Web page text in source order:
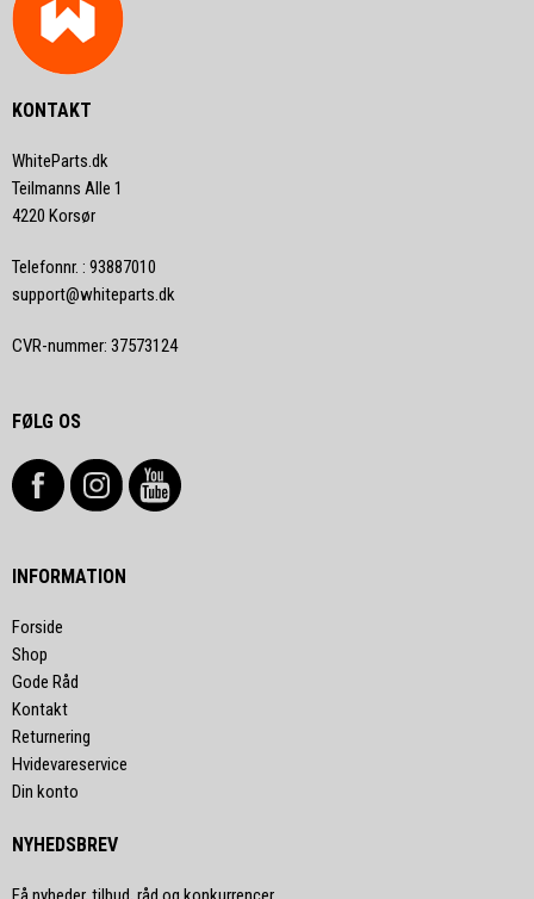
KONTAKT
WhiteParts.dk
Teilmanns Alle 1
4220 Korsør
Telefonnr. : 93887010
support@whiteparts.dk
CVR-nummer: 37573124
FØLG OS
INFORMATION
Forside
Shop
Gode Råd
Kontakt
Returnering
Hvidevareservice
Din konto
NYHEDSBREV